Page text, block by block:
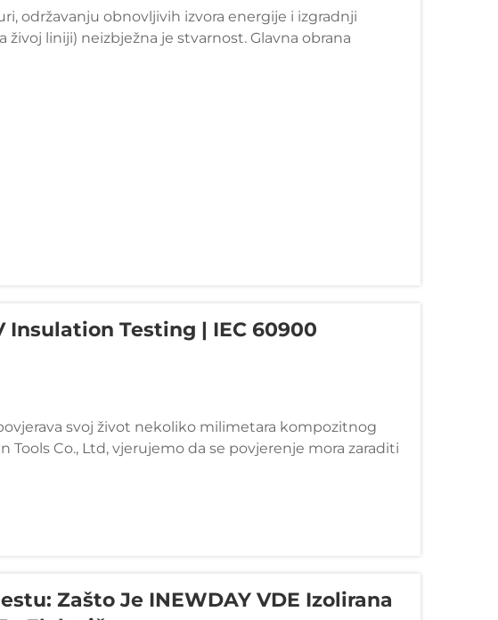
održavanju obnovljivih izvora energije i izgradnji
živoj liniji) neizbježna je stvarnost. Glavna obrana
je izolacija na njihovim ručnim alatima...
Insulation Testing | IEC 60900
svoj život nekoliko milimetara kompozitnog
Tools Co., Ltd, vjerujemo da se povjerenje mora zaraditi
Zašto Je INEWDAY VDE Izolirana